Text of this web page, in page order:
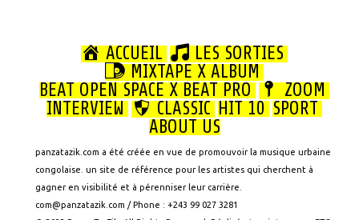
ACCUEIL
LES SORTIES
MIXTAPE X ALBUM
BEAT OPEN SPACE X BEAT PRO
ZOOM
INTERVIEW
CLASSIC HIT 10 SPORT
ABOUT US
panzatazik.com a été créée en vue de promouvoir la musique urbaine
congolaise. un site de référence pour les artistes qui cherchent à
gagner en visibilité et à pérenniser leur carrière.
com@panzatazik.com / Phone : +243 99 027 3281